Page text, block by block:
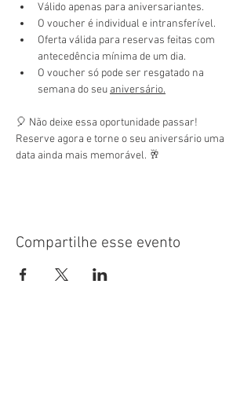
Válido apenas para aniversariantes.
O voucher é individual e intransferível.
Oferta válida para reservas feitas com
antecedência mínima de um dia.
O voucher só pode ser resgatado na
semana do seu aniversário.
🎈 Não deixe essa oportunidade passar!
Reserve agora e torne o seu aniversário uma
data ainda mais memorável. 🥂
Compartilhe esse evento